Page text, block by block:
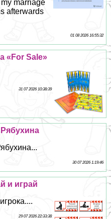
marriage
afterwards
01 08 2026 16:55:32
«For Sale»
31 07 2026 10:38:39
30 07 2026 1:19:46
и играй
29 07 2026 22:33:38